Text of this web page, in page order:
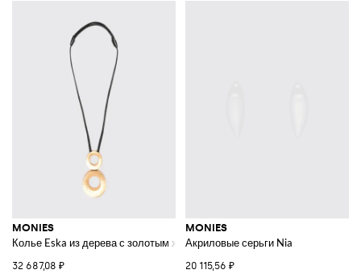
MONIES
Колье Eska из дерева с золотым хромированием и кожи
32 687,08 ₽
MONIES
Акриловые серьги Nia
20 115,56 ₽